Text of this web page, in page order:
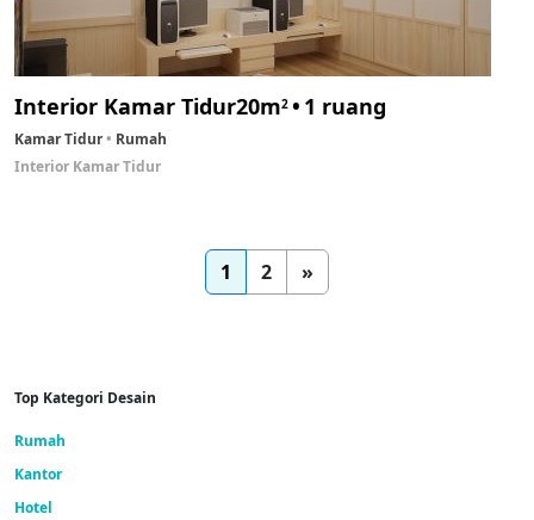
Interior Kamar Tidur20m2 1 ruang
Kamar Tidur
Rumah
Interior Kamar Tidur
1 2 »
Top Kategori Desain
Rumah
Kantor
Hotel